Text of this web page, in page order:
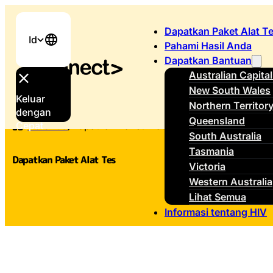
Dapatkan Paket Alat
Pahami Hasil Anda
Dapatkan Bantuan
Australian
New South Wales
Northern Territory
Queensland
South Australia
Tasmania
Victoria
Western Australia
Lihat Semua
Informasi tentang HIV
Id
Keluar
dengan
Cepat
Beranda
Dapatkan Paket Alat Tes